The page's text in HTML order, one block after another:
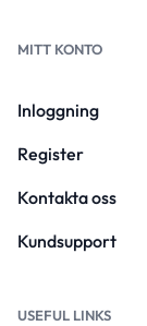
MITT KONTO
Inloggning
Register
Kontakta oss
Kundsupport
USEFUL LINKS